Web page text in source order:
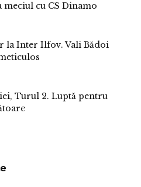
meciul cu CS Dinamo
la Inter Ilfov. Vali Bădoi
Turul 2. Luptă pentru